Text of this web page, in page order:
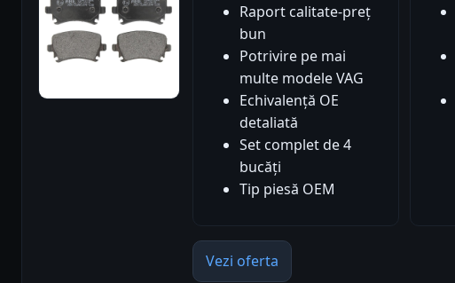
Raport calitate-preț
bun
Potrivire pe mai
multe modele VAG
Echivalență OE
detaliată
Set complet de 4
bucăți
Tip piesă OEM
Vezi oferta